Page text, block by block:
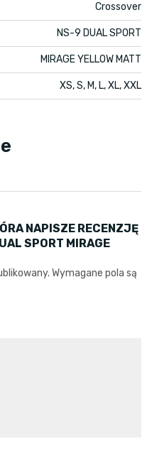
Crossover
NS-9 DUAL SPORT
MIRAGE YELLOW MATT
XS, S, M, L, XL, XXL
NAPISZE RECENZJĘ
SPORT MIRAGE
Wymagane pola są